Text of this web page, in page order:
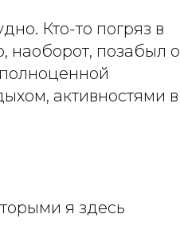
Кто-то погряз в
наоборот, позабыл о
активностями в
я здесь